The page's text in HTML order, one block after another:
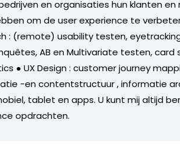
en organisaties hun klanten
om de user experience te
: (remote) usability testen,
AB en Multivariate testen, card
● UX Design : customer journey
-en contentstructuur , informatie
tablet en apps. U kunt mij altijd
opdrachten.